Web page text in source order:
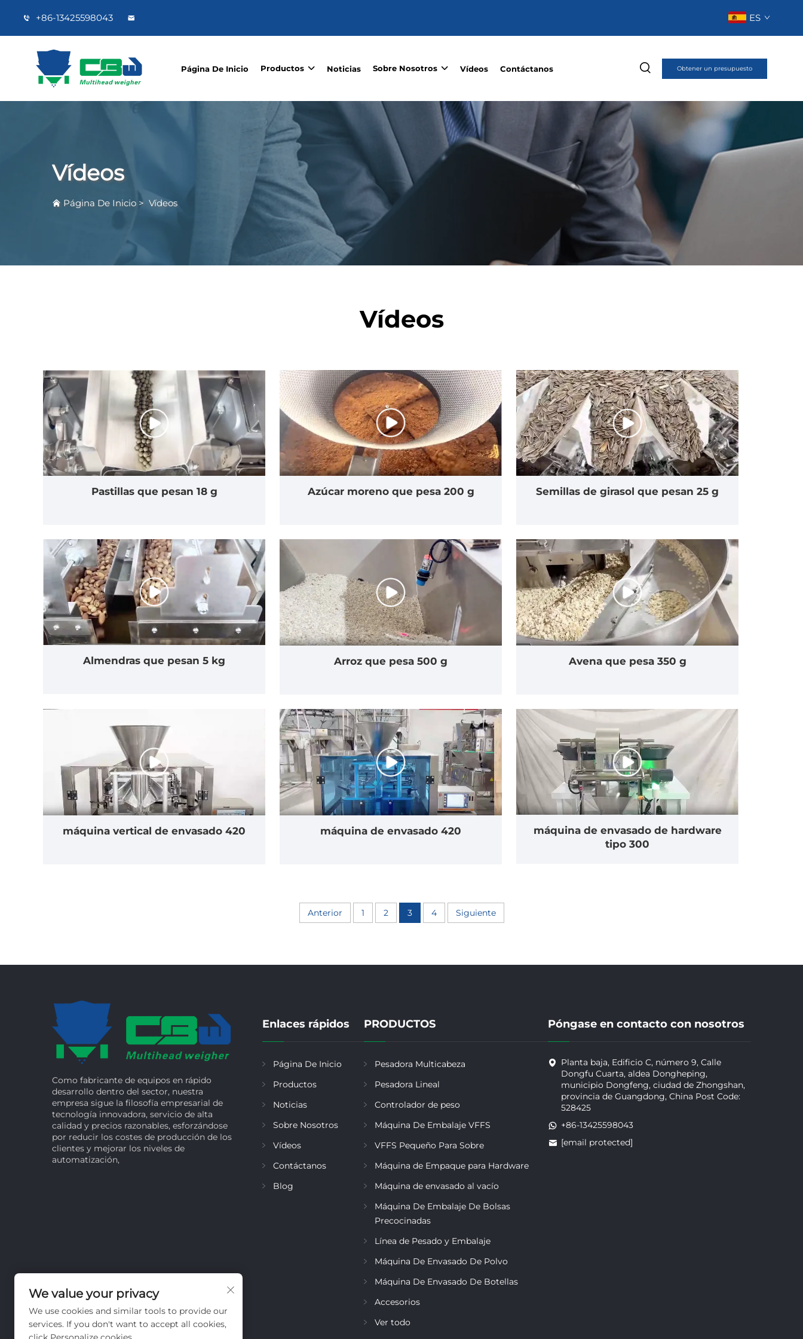
+86-13425598043 ES
Página De Inicio Productos Noticias Sobre Nosotros Vídeos Contáctanos Obtener un presupuesto
Vídeos
Página De Inicio > Vídeos
Vídeos
Pastillas que pesan 18 g Azúcar moreno que pesa 200 g Semillas de girasol que pesan 25 g
Almendras que pesan 5 kg Arroz que pesa 500 g Avena que pesa 350 g
máquina vertical de envasado 420 máquina de envasado 420
máquina de envasado de hardware
tipo 300
Anterior 1 2 3 4 Siguiente
Como fabricante de equipos en rápido
desarrollo dentro del sector, nuestra
empresa sigue la filosofía empresarial de
tecnología innovadora, servicio de alta
calidad y precios razonables, esforzándose
por reducir los costes de producción de los
clientes y mejorar los niveles de
automatización,
Enlaces rápidos
Página De Inicio
Productos
Noticias
Sobre Nosotros
Vídeos
Contáctanos
Blog
PRODUCTOS
Pesadora Multicabeza
Pesadora Lineal
Controlador de peso
Máquina De Embalaje VFFS
VFFS Pequeño Para Sobre
Máquina de Empaque para Hardware
Máquina de envasado al vacío
Máquina De Embalaje De Bolsas
Precocinadas
Línea de Pesado y Embalaje
Máquina De Envasado De Polvo
Máquina De Envasado De Botellas
Accesorios
Ver todo
Póngase en contacto con nosotros
Planta baja, Edificio C, número 9, Calle
Dongfu Cuarta, aldea Dongheping,
municipio Dongfeng, ciudad de Zhongshan,
provincia de Guangdong, China Post Code:
528425
+86-13425598043
[email protected]
We value your privacy
We use cookies and similar tools to provide our
services. If you don't want to accept all cookies,